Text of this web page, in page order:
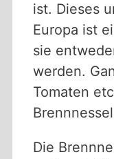
ist. Dieses
Europa ist
sie
werden.
Tomaten
Die